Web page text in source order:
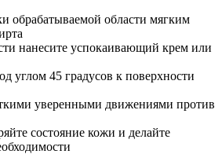
обрабатываемой области мягким
нанесите успокаивающий крем или
углом 45 градусов к поверхности
уверенными движениями против
состояние кожи и делайте